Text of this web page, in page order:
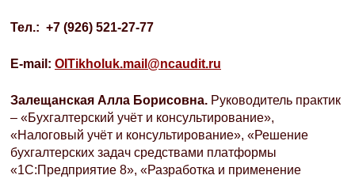
Тел.: +7 (926) 521-27-77
E-mail: OITikholuk.mail@ncaudit.ru
Залещанская Алла Борисовна. Руководитель практик
– «Бухгалтерский учёт и консультирование»,
«Налоговый учёт и консультирование», «Решение
бухгалтерских задач средствами платформы
«1С:Предприятие 8», «Разработка и применение